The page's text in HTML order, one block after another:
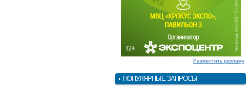
Разместить рекламу
ПОПУЛЯРНЫЕ ЗАПРОСЫ